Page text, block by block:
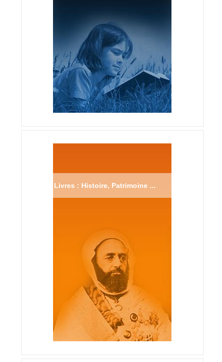
Livres : Histoire, Patrimoine ...